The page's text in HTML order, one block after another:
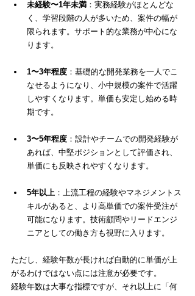
未経験〜1年未満 ：実務経験がほとんどな
く、学習段階の人が多いため、案件の幅が
限られます。サポート的な業務が中心にな
ります。
1〜3年程度 ：基礎的な開発業務を一人でこ
なせるようになり、小中規模の案件で活躍
しやすくなります。単価も安定し始める時
期です。
3〜5年程度 ：設計やチームでの開発経験が
あれば、中堅ポジションとして評価され、
単価にも反映されやすくなります。
5年以上 ：上流工程の経験やマネジメントス
キルがあると、より高単価での案件受注が
可能になります。技術顧問やリードエンジ
ニアとしての働き方も視野に入ります。
ただし、経験年数が長ければ自動的に単価が上
がるわけではない点には注意が必要です。
経験年数は大事な指標ですが、それ以上に「何